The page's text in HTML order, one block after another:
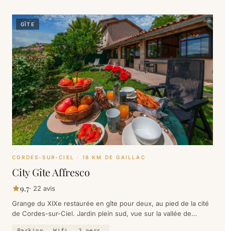
GÎTE
CORDES-SUR-CIEL · 18 KM DE GAILLAC
City Gîte Affresco
9.7· 22 avis
Grange du XIXe restaurée en gîte pour deux, au pied de la cité
de Cordes-sur-Ciel. Jardin plein sud, vue sur la vallée de